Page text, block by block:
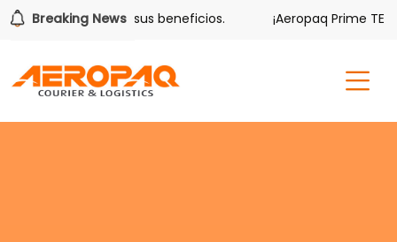
Breaking News
también tiene sus beneficios. ¡Aeropaq Prime TE DA